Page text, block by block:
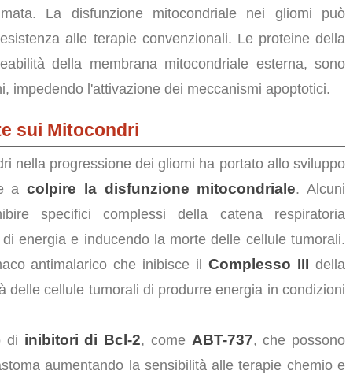
La disfunzione mitocondriale nei gliomi può
alle terapie convenzionali. Le proteine della
della membrana mitocondriale esterna, sono
impedendo l'attivazione dei meccanismi apoptotici.
sui Mitocondri
nella progressione dei gliomi ha portato allo sviluppo
acolpire la disfunzione mitocondriale. Alcuni
specifici complessi della catena respiratoria
energia e inducendo la morte delle cellule tumorali.
antimalarico che inibisce ilComplesso III della
delle cellule tumorali di produrre energia in condizioni
di inibitori di Bcl-2, come ABT-737, che possono
aumentando la sensibilità alle terapie chemio e